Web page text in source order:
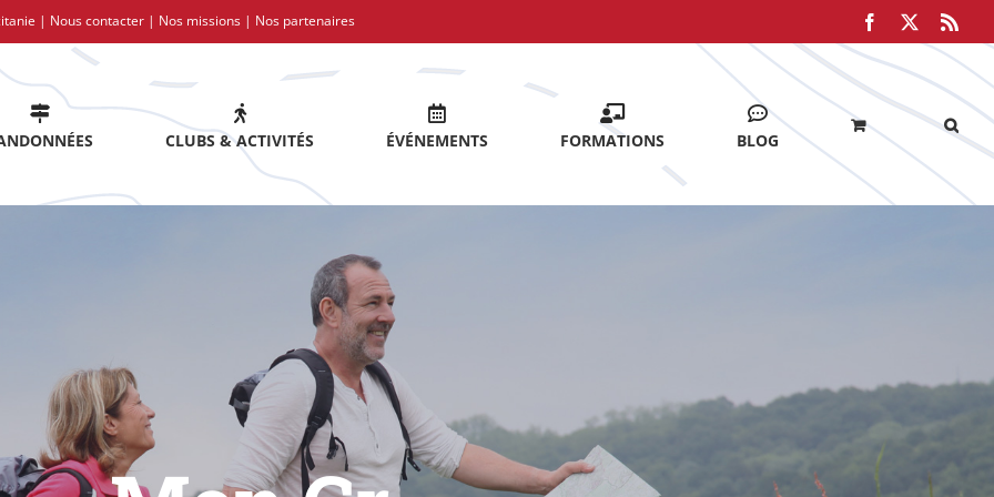
| Nous contacter | Nos missions | Nos partenaires Facebook
CLUBS & ACTIVITÉS ÉVÉNEMENTS FORMATIONS BLOG